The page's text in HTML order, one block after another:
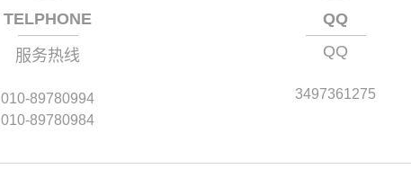
TELPHONE
服务热线
010-89780994
010-89780984
QQ
QQ
3497361275